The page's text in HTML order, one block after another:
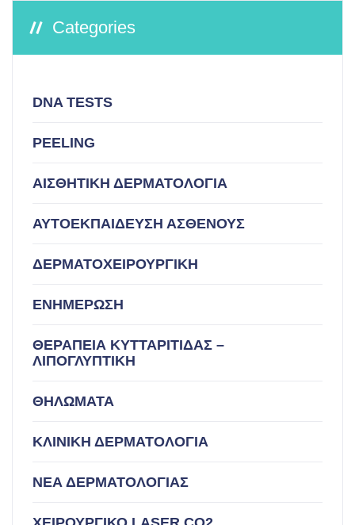
Categories
DNA TESTS
PEELING
ΑΙΣΘΗΤΙΚΗ ΔΕΡΜΑΤΟΛΟΓΙΑ
ΑΥΤΟΕΚΠΑΙΔΕΥΣΗ ΑΣΘΕΝΟΥΣ
ΔΕΡΜΑΤΟΧΕΙΡΟΥΡΓΙΚΗ
ΕΝΗΜΕΡΩΣΗ
ΘΕΡΑΠΕΙΑ ΚΥΤΤΑΡΙΤΙΔΑΣ –
ΛΙΠΟΓΛΥΠΤΙΚΗ
ΘΗΛΩΜΑΤΑ
ΚΛΙΝΙΚΗ ΔΕΡΜΑΤΟΛΟΓΙΑ
ΝΕΑ ΔΕΡΜΑΤΟΛΟΓΙΑΣ